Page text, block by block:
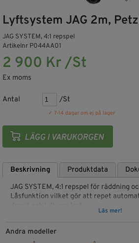
Lyftsystem JAG 2m,
JAG SYSTEM, 4:1 repspel
Artikelnr P044AA01
2 900 Kr /St
Ex moms
Antal /St
✓ 7-14 dagar om ej på lager
Beskrivning Produktdata
JAG SYSTEM, 4:1 repspel för räddning
Låsfunktion vilket gör att repet
Repet skyddas av en strumpa vilket
Skivorna är försedda med förseglade
Läs mer!
Andra modeller